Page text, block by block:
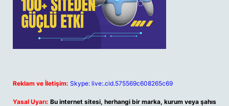
Reklam ve İletişim: Skype: live:.cid.575569c608265c69
Yasal Uyarı: Bu internet sitesi, herhangi bir marka, kurum veya şahıs